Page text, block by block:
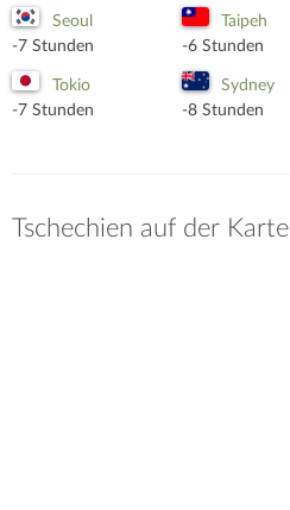
Seoul
-7 Stunden
Taipeh
-6 Stunden
Tokio
-7 Stunden
Sydney
-8 Stunden
Tschechien auf der Karte